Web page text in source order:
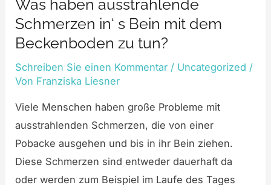
Was haben ausstrahlende
Schmerzen in‘ s Bein mit dem
Beckenboden zu tun?
Schreiben Sie einen Kommentar / Uncategorized /
Von Franziska Liesner
Viele Menschen haben große Probleme mit
ausstrahlenden Schmerzen, die von einer
Pobacke ausgehen und bis in ihr Bein ziehen.
Diese Schmerzen sind entweder dauerhaft da
oder werden zum Beispiel im Laufe des Tages